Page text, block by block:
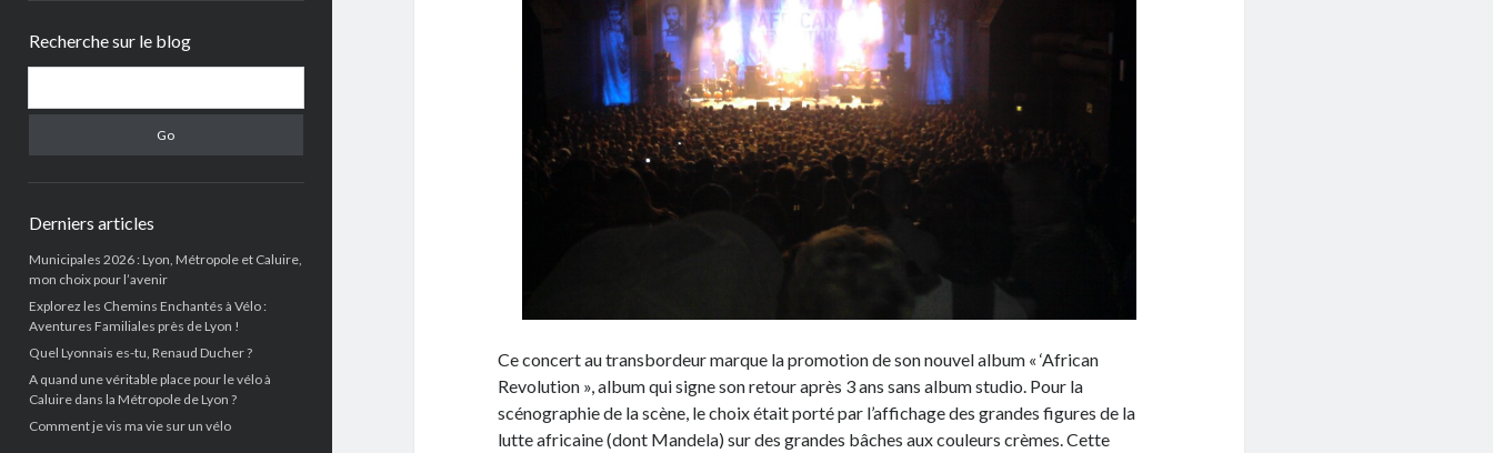
Recherche sur le blog
Derniers articles
Municipales 2026 : Lyon, Métropole et Caluire,
mon choix pour l’avenir
Explorez les Chemins Enchantés à Vélo :
Aventures Familiales près de Lyon !
Quel Lyonnais es-tu, Renaud Ducher ?
A quand une véritable place pour le vélo à
Caluire dans la Métropole de Lyon ?
Comment je vis ma vie sur un vélo
Ce concert au transbordeur marque la promotion de son nouvel album « ‘African
Revolution », album qui signe son retour après 3 ans sans album studio. Pour la
scénographie de la scène, le choix était porté par l’affichage des grandes figures de la
lutte africaine (dont Mandela) sur des grandes bâches aux couleurs crèmes. Cette